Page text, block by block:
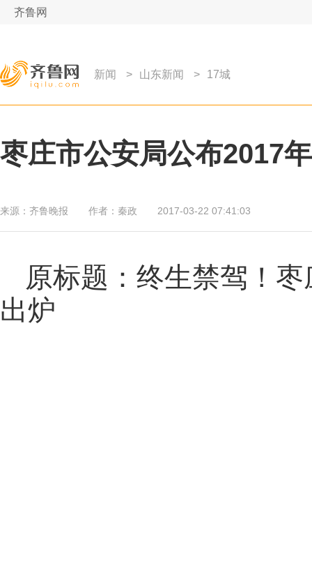
齐鲁网
新闻 > 山东新闻 > 17城
枣庄市公安局公布2017
来源： 齐鲁晚报 作者： 秦政 2017-03-22 07:41:03
原标题：终生禁驾！
出炉